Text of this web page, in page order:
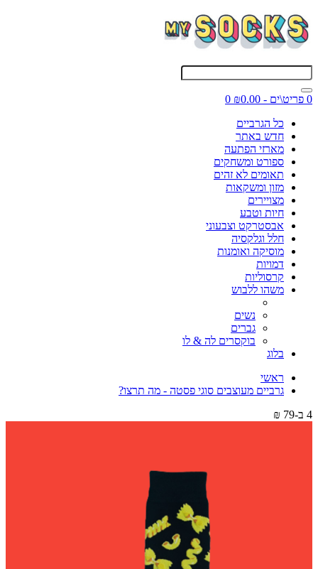
0 פריט\ים - ₪0.00
0
כל הגרביים
חדש באתר
מארזי הפתעה
ספורט ומשחקים
תאומים לא זהים
מזון ומשקאות
מצויירים
חיות וטבע
אבסטרקט וצבעוני
חלל וגלקסיה
מוסיקה ואומנות
דמויות
קרסוליות
משהו ללבוש
נשים
גברים
בוקסרים לה & לו
בלוג
ראשי
גרביים מעוצבים סוגי פסטה - מה תרצו?
4 ב-79 ₪